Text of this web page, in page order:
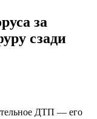
за
сзади